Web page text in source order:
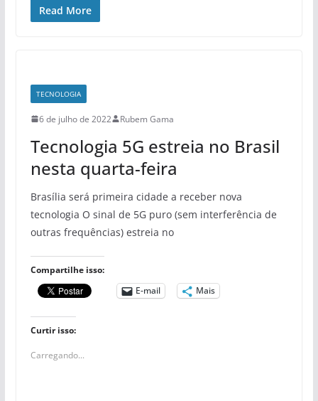
Read More
TECNOLOGIA
6 de julho de 2022 Rubem Gama
Tecnologia 5G estreia no Brasil
nesta quarta-feira
Brasília será primeira cidade a receber nova
tecnologia O sinal de 5G puro (sem interferência de
outras frequências) estreia no
Compartilhe isso:
E-mail
Mais
Curtir isso:
Carregando...